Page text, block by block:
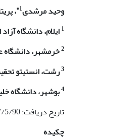
وحید مرشدی1* ،
1ایلام، دانشگاه
2خرمشهر، دانشگاه
3رشت، انستیتو
4بوشهر، دانشگاه
تاریخ دریافت: 27/5/90 تاریخ پذیرش: 14/10/91
چکیده